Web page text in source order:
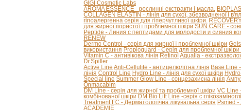
GIGI Cosmetic Labs
AROMA ESSENCE - рослинні екстракти і масла.
COLLAGEN ELASTIN - лінія для сухої, збезводненої і
гіпоалергенна серія для гіперчутливої ​​шкіри.
для жирної пористої і проблемної шкіри SUN CARE -
Peptide - Линия с пептидами для молодости и сияния
RENEW
Dermo Control - серія для жирної і проблемної шкіри
використання Propioguard - Серія для проблемної шкіри
Vitamin C - антивікова лінія Retinol Aqualia -
Dr.Spiller
Active Line Anti-Cellulite - антицелюлітна лінія Base Line
лінія Control Line Hydro Line - лінія для сухої шкіри
Special line Summer Glow Line - сонцезахисна лінія
Onmacabim
DM Line - серія для жирної та проблемної шкіри VC Line
комбінованої шкіри DM Bio Lift Line -cерія с
Treatment FC - Дерматологічна лікувальна серія Psmed -
ACADEMIE